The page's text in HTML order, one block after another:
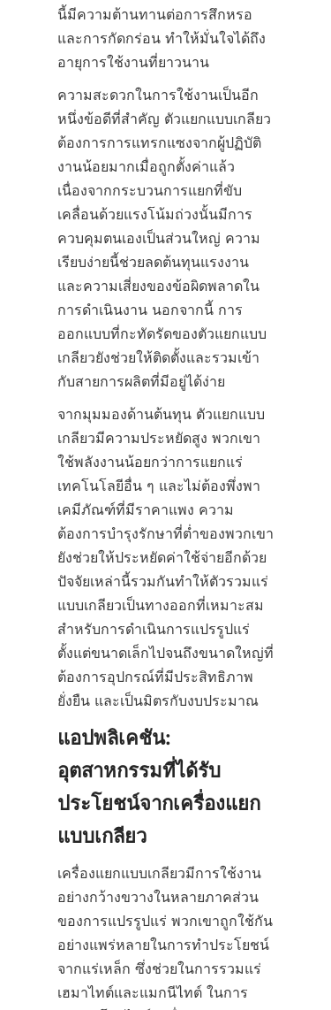
นี้มีความต้านทานต่อการสึกหรอ
และการกัดกร่อน ทำให้มั่นใจได้ถึง
อายุการใช้งานที่ยาวนาน
ความสะดวกในการใช้งานเป็นอีก
หนึ่งข้อดีที่สำคัญ ตัวแยกแบบเกลียว
ต้องการการแทรกแซงจากผู้ปฏิบัติ
งานน้อยมากเมื่อถูกตั้งค่าแล้ว
เนื่องจากกระบวนการแยกที่ขับ
เคลื่อนด้วยแรงโน้มถ่วงนั้นมีการ
ควบคุมตนเองเป็นส่วนใหญ่ ความ
เรียบง่ายนี้ช่วยลดต้นทุนแรงงาน
และความเสี่ยงของข้อผิดพลาดใน
การดำเนินงาน นอกจากนี้ การ
ออกแบบที่กะทัดรัดของตัวแยกแบบ
เกลียวยังช่วยให้ติดตั้งและรวมเข้า
กับสายการผลิตที่มีอยู่ได้ง่าย
จากมุมมองด้านต้นทุน ตัวแยกแบบ
เกลียวมีความประหยัดสูง พวกเขา
ใช้พลังงานน้อยกว่าการแยกแร่
เทคโนโลยีอื่น ๆ และไม่ต้องพึ่งพา
เคมีภัณฑ์ที่มีราคาแพง ความ
ต้องการบำรุงรักษาที่ต่ำของพวกเขา
ยังช่วยให้ประหยัดค่าใช้จ่ายอีกด้วย
ปัจจัยเหล่านี้รวมกันทำให้ตัวรวมแร่
แบบเกลียวเป็นทางออกที่เหมาะสม
สำหรับการดำเนินการแปรรูปแร่
ตั้งแต่ขนาดเล็กไปจนถึงขนาดใหญ่ที่
ต้องการอุปกรณ์ที่มีประสิทธิภาพ
ยั่งยืน และเป็นมิตรกับงบประมาณ
แอปพลิเคชัน:
อุตสาหกรรมที่ได้รับ
ประโยชน์จากเครื่องแยก
แบบเกลียว
เครื่องแยกแบบเกลียวมีการใช้งาน
อย่างกว้างขวางในหลายภาคส่วน
ของการแปรรูปแร่ พวกเขาถูกใช้กัน
อย่างแพร่หลายในการทำประโยชน์
จากแร่เหล็ก ซึ่งช่วยในการรวมแร่
เฮมาไทต์และแมกนีไทต์ ในการ